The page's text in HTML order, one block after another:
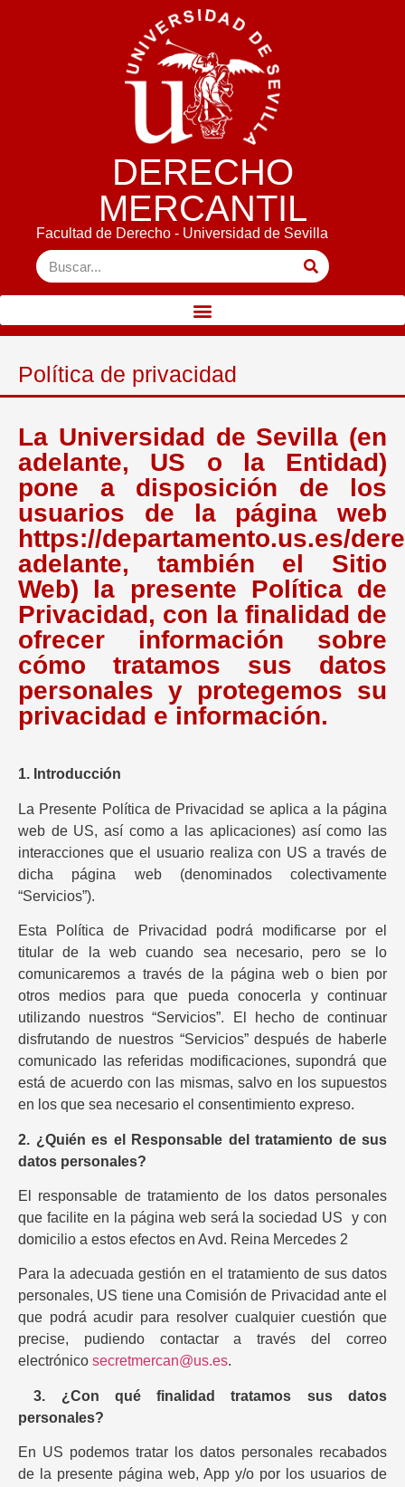
DERECHO
MERCANTIL
Facultad de Derecho - Universidad de Sevilla
Política de privacidad
La Universidad de Sevilla (en
adelante, US o la Entidad)
pone a disposición de los
usuarios de la página web
https://departamento.us.es/
adelante, también el Sitio
Web) la presente Política de
Privacidad, con la finalidad de
ofrecer información sobre
cómo tratamos sus datos
personales y protegemos su
privacidad e información.
1. Introducción
La Presente Política de Privacidad se aplica a la página
web de US, así como a las aplicaciones) así como las
interacciones que el usuario realiza con US a través de
dicha página web (denominados colectivamente
“Servicios”).
Esta Política de Privacidad podrá modificarse por el
titular de la web cuando sea necesario, pero se lo
comunicaremos a través de la página web o bien por
otros medios para que pueda conocerla y continuar
utilizando nuestros “Servicios”. El hecho de continuar
disfrutando de nuestros “Servicios” después de haberle
comunicado las referidas modificaciones, supondrá que
está de acuerdo con las mismas, salvo en los supuestos
en los que sea necesario el consentimiento expreso.
2. ¿Quién es el Responsable del tratamiento de sus
datos personales?
El responsable de tratamiento de los datos personales
que facilite en la página web será la sociedad US y con
domicilio a estos efectos en Avd. Reina Mercedes 2
Para la adecuada gestión en el tratamiento de sus datos
personales, US tiene una Comisión de Privacidad ante el
que podrá acudir para resolver cualquier cuestión que
precise, pudiendo contactar a través del correo
electrónico secretmercan@us.es.
3. ¿Con qué finalidad tratamos sus datos
personales?
En US podemos tratar los datos personales recabados
de la presente página web, App y/o por los usuarios de